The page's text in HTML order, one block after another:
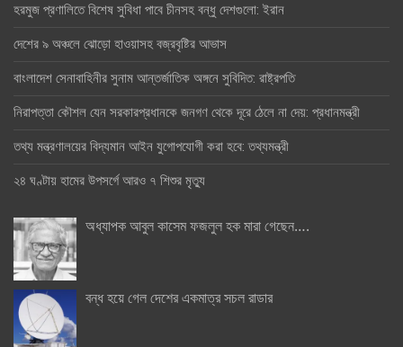
হরমুজ প্রণালিতে বিশেষ সুবিধা পাবে চীনসহ বন্ধু দেশগুলো: ইরান
দেশের ৯ অঞ্চলে ঝোড়ো হাওয়াসহ বজ্রবৃষ্টির আভাস
বাংলাদেশ সেনাবাহিনীর সুনাম আন্তর্জাতিক অঙ্গনে সুবিদিত: রাষ্ট্রপতি
নিরাপত্তা কৌশল যেন সরকারপ্রধানকে জনগণ থেকে দূরে ঠেলে না দেয়: প্রধানমন্ত্রী
তথ্য মন্ত্রণালয়ের বিদ্যমান আইন যুগোপযোগী করা হবে: তথ্যমন্ত্রী
২৪ ঘণ্টায় হামের উপসর্গে আরও ৭ শিশুর মৃত্যু
অধ্যাপক আবুল কাসেম ফজলুল হক মারা গেছেন….
বন্ধ হয়ে গেল দেশের একমাত্র সচল রাডার